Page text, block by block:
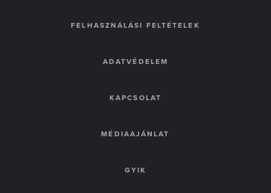
FELHASZNÁLÁSI FELTÉTELEK
ADATVÉDELEM
KAPCSOLAT
MÉDIAAJÁNLAT
GYIK